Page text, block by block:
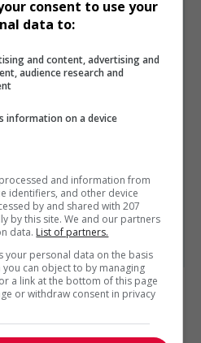
Ltée
Montréal,
senior
/ customs...
gestion des biens...
et remorques -...
– classe 3 ou 1
1
consent to use your
data to:
and content, advertising and
audience research and
information on a device
and information from
identifiers, and other device
by and shared with 207
by this site. We and our partners
data. List of partners.
your personal data on the basis
can object to by managing
a link at the bottom of this page
or withdraw consent in privacy